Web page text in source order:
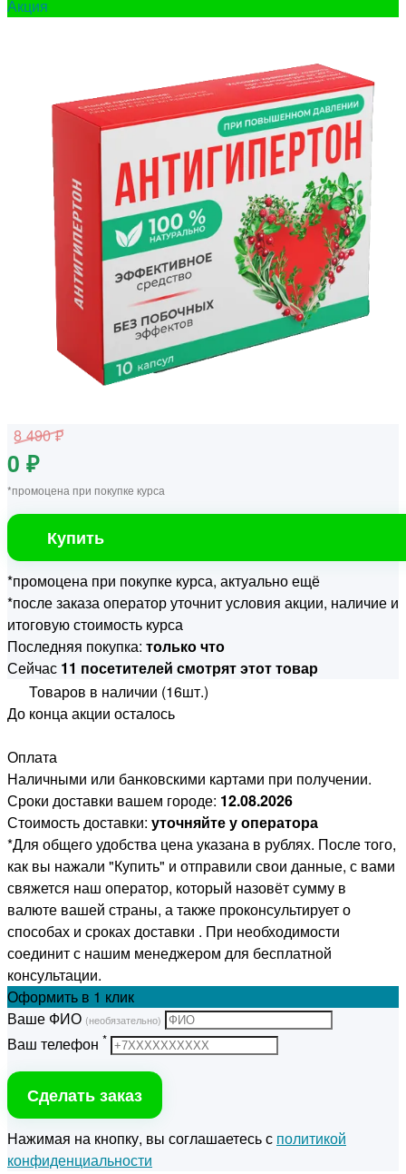
Акция
8 490 ₽
0 ₽
*промоцена при покупке курса
Купить
*промоцена при покупке курса, актуально ещё
*после заказа оператор уточнит условия акции, наличие и
итоговую стоимость курса
Последняя покупка: только что
Сейчас 11 посетителей смотрят этот товар
Товаров в наличии (16шт.)
До конца акции осталось
Оплата
Наличными или банковскими картами при получении.
Сроки доставки вашем городе: 12.08.2026
Стоимость доставки: уточняйте у оператора
*Для общего удобства цена указана в рублях. После того,
как вы нажали "Купить" и отправили свои данные, с вами
свяжется наш оператор, который назовёт сумму в
валюте вашей страны, а также проконсультирует о
способах и сроках доставки . При необходимости
соединит с нашим менеджером для бесплатной
консультации.
Оформить в 1 клик
Ваше ФИО (необязательно)
Ваш телефон *
Сделать заказ
Нажимая на кнопку, вы соглашаетесь с политикой
конфиденциальности